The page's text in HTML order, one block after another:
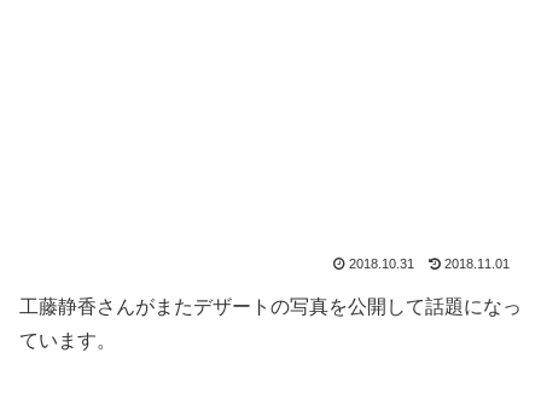
2018.10.31 2018.11.01
工藤静香さんがまたデザートの写真を公開して話題になっ
ています。